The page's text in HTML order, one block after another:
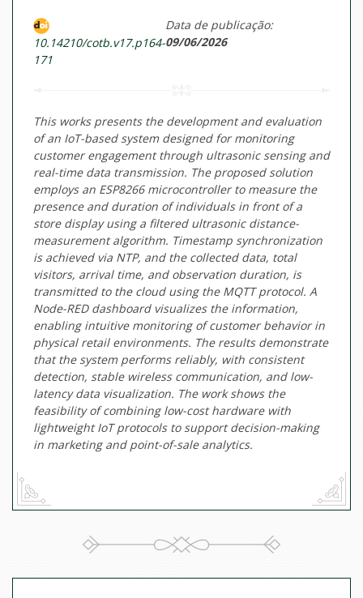
10.14210/cotb.v17.p164-
171
Data de publicação:
09/06/2026
This works presents the development and evaluation
of an IoT-based system designed for monitoring
customer engagement through ultrasonic sensing and
real-time data transmission. The proposed solution
employs an ESP8266 microcontroller to measure the
presence and duration of individuals in front of a
store display using a filtered ultrasonic distance-
measurement algorithm. Timestamp synchronization
is achieved via NTP, and the collected data, total
visitors, arrival time, and observation duration, is
transmitted to the cloud using the MQTT protocol. A
Node-RED dashboard visualizes the information,
enabling intuitive monitoring of customer behavior in
physical retail environments. The results demonstrate
that the system performs reliably, with consistent
detection, stable wireless communication, and low-
latency data visualization. The work shows the
feasibility of combining low-cost hardware with
lightweight IoT protocols to support decision-making
in marketing and point-of-sale analytics.